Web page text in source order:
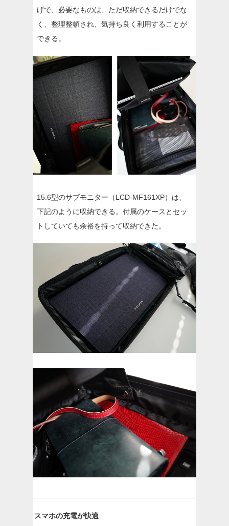
げで、必要なものは、ただ収納できるだけでな
く、整理整頓され、気持ち良く利用することが
できる。
15.6型のサブモニター（LCD-MF161XP）は、
下記のように収納できる。付属のケースとセッ
トしていても余裕を持って収納できた。
スマホの充電が快適